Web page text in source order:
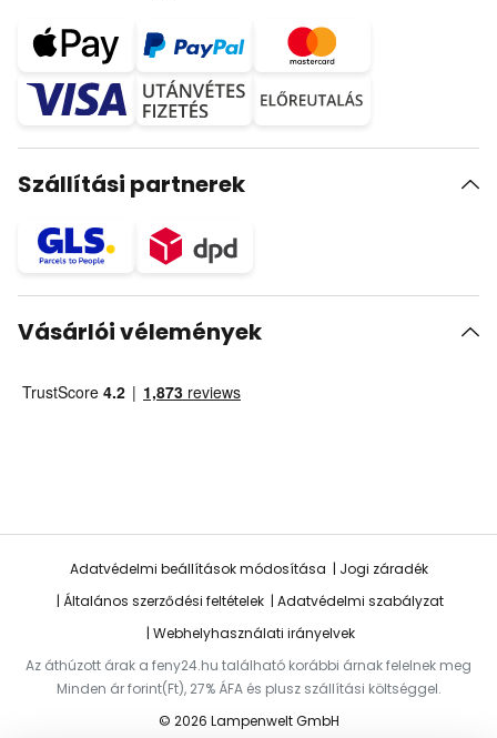
Szállítási partnerek
Vásárlói vélemények
Adatvédelmi beállítások módosítása
Jogi záradék
Általános szerződési feltételek
Adatvédelmi szabályzat
Webhelyhasználati irányelvek
Az áthúzott árak a feny24.hu található korábbi árnak felelnek meg
Minden ár forint(Ft), 27% ÁFA és plusz szállítási költséggel.
© 2026 Lampenwelt GmbH